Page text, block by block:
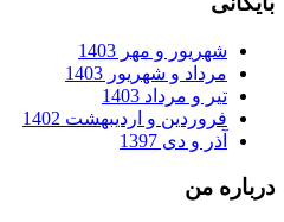
شهریور و مهر 1403
مرداد و شهریور 1403
تیر و مرداد 1403
فروردین و اردیبهشت 1402
آذر و دی 1397
درباره من